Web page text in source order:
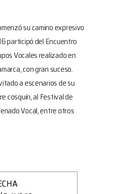
su camino expresivo
participó del Encuentro
Vocales realizado en
con gran suceso.
a escenarios de su
cosquín, al Festival de
Vocal, entre otros